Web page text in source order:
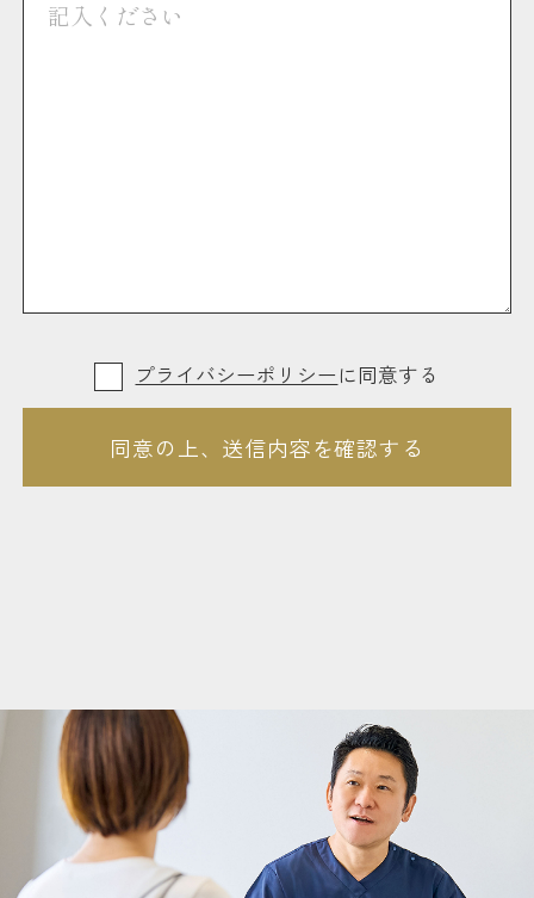
プライバシーポリシー に同意する